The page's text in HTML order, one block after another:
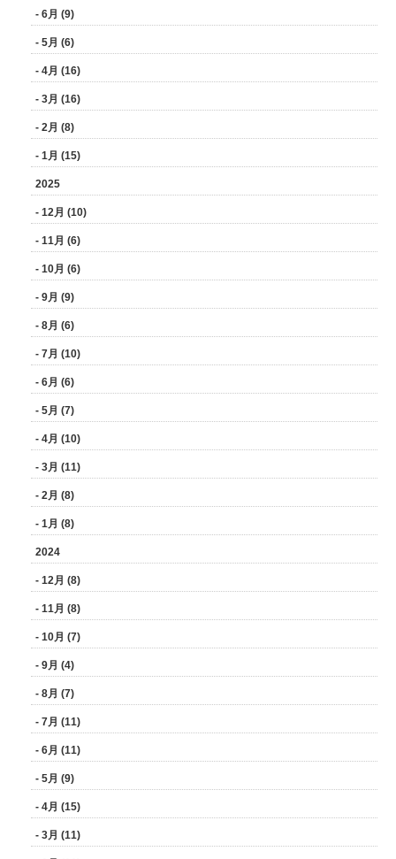
- 6月 (9)
- 5月 (6)
- 4月 (16)
- 3月 (16)
- 2月 (8)
- 1月 (15)
2025
- 12月 (10)
- 11月 (6)
- 10月 (6)
- 9月 (9)
- 8月 (6)
- 7月 (10)
- 6月 (6)
- 5月 (7)
- 4月 (10)
- 3月 (11)
- 2月 (8)
- 1月 (8)
2024
- 12月 (8)
- 11月 (8)
- 10月 (7)
- 9月 (4)
- 8月 (7)
- 7月 (11)
- 6月 (11)
- 5月 (9)
- 4月 (15)
- 3月 (11)